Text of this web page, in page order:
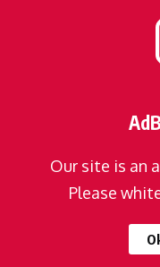
Our site is an
Please